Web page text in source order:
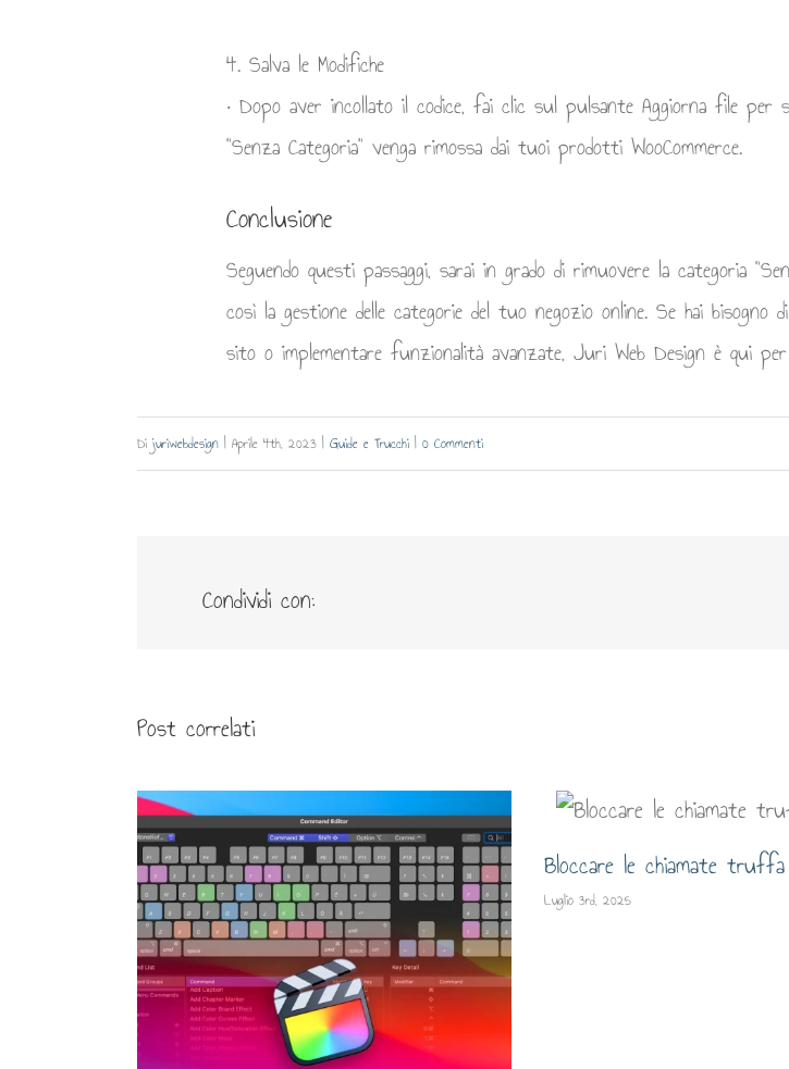
4. Salva le Modifiche
• Dopo aver incollato il codice, fai clic sul pulsante Aggiorna file per
"Senza Categoria" venga rimossa dai tuoi prodotti WooCommerce.
Conclusione
Seguendo questi passaggi, sarai in grado di rimuovere la categoria
così la gestione delle categorie del tuo negozio online. Se hai
sito o implementare funzionalità avanzate, Juri Web Design è qui
Dijuriwebdesign | Aprile 4th, 2023 | Guide e Trucchi | 0 Commenti
Condividi con:
Post correlati
Bloccare le chiamate
Luglio 3rd, 2025